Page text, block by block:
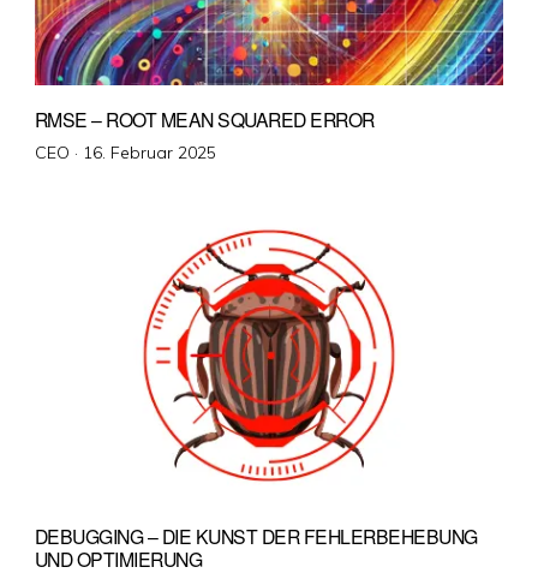
RMSE – ROOT MEAN SQUARED ERROR
CEO · Veröffentlicht
16. Februar 2025
DEBUGGING – DIE KUNST DER FEHLERBEHEBUNG
UND OPTIMIERUNG